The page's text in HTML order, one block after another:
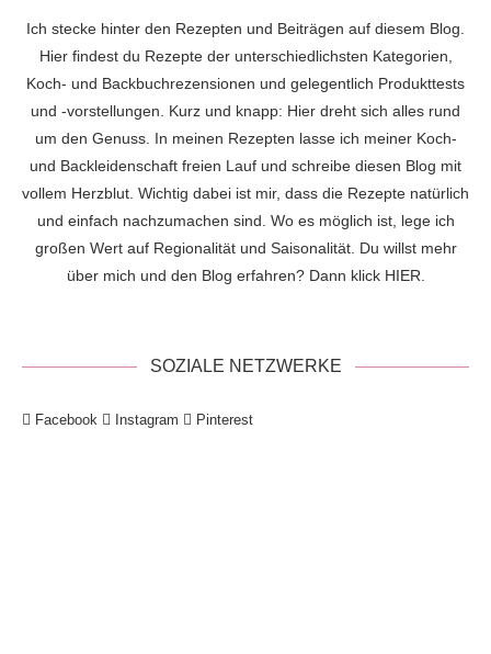
Ich stecke hinter den Rezepten und Beiträgen auf diesem Blog.
Hier findest du Rezepte der unterschiedlichsten Kategorien,
Koch- und Backbuchrezensionen und gelegentlich Produkttests
und -vorstellungen. Kurz und knapp: Hier dreht sich alles rund
um den Genuss. In meinen Rezepten lasse ich meiner Koch-
und Backleidenschaft freien Lauf und schreibe diesen Blog mit
vollem Herzblut. Wichtig dabei ist mir, dass die Rezepte natürlich
und einfach nachzumachen sind. Wo es möglich ist, lege ich
großen Wert auf Regionalität und Saisonalität. Du willst mehr
über mich und den Blog erfahren? Dann klick HIER
SOZIALE NETZWERKE
Facebook Instagram Pinterest